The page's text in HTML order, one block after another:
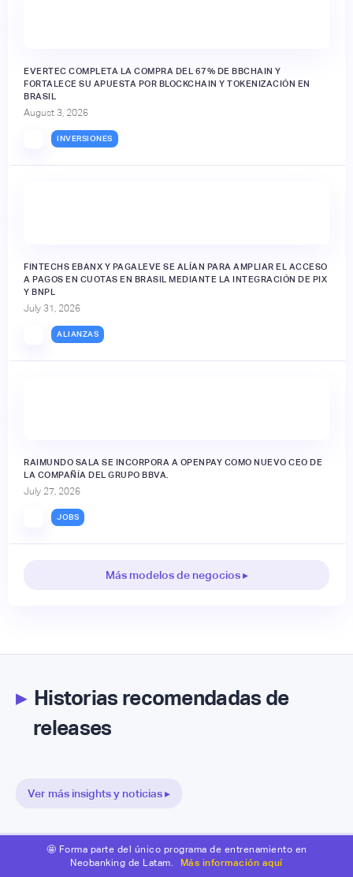
EVERTEC COMPLETA LA COMPRA DEL 67% DE BBCHAIN Y
FORTALECE SU APUESTA POR BLOCKCHAIN Y TOKENIZACIÓN EN
BRASIL
August 3, 2026
INVERSIONES
FINTECHS EBANX Y PAGALEVE SE ALÍAN PARA AMPLIAR EL ACCESO
A PAGOS EN CUOTAS EN BRASIL MEDIANTE LA INTEGRACIÓN DE PIX
Y BNPL
July 31, 2026
ALIANZAS
RAIMUNDO SALA SE INCORPORA A OPENPAY COMO NUEVO CEO DE
LA COMPAÑÍA DEL GRUPO BBVA.
July 27, 2026
JOBS
Más modelos de negocios ▸
▸Historias recomendadas de
releases
Ver más insights y noticias ▸
🤩 Forma parte del único programa de entrenamiento en
Neobanking de Latam.
Más información aquí